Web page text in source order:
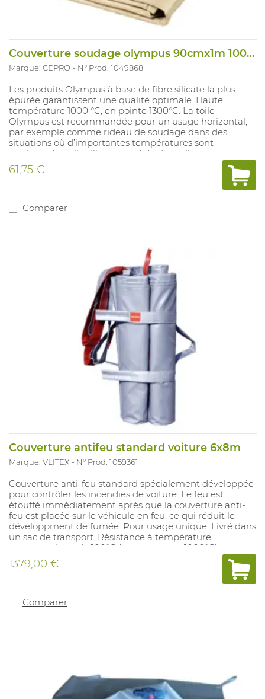
Couverture soudage olympus 90cmx1m 1000°
Marque: CEPRO N° Prod. 1049868
Les produits Olympus à base de fibre silicate la plus
épurée garantissent une qualité optimale. Haute
température 1000 °C, en pointe 1300°C. La toile
Olympus est recommandée pour un usage horizontal,
par exemple comme rideau de soudage dans des
situations où d’importantes températures sont
atteintes. La toile silicate possède d’excellentes
caractéristiques liées à une utilisation lors de projections
à haute température. Cette toile est donc adaptée à
61,75 €
Comparer
Couverture antifeu standard voiture 6x8m
Marque: VLITEX N° Prod. 1059361
Couverture anti-feu standard spécialement développée
pour contrôler les incendies de voiture. Le feu est
étouffé immédiatement après que la couverture anti-
feu est placée sur le véhicule en feu, ce qui réduit le
développment de fumée. Pour usage unique. Livré dans
un sac de transport. Résistance à température
constante jusqu'à 600°C (court terme > 1000°C).
1379,00 €
Comparer